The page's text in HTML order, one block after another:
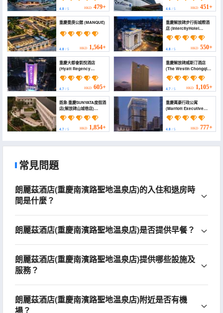
4.8 / 5 HKD 479+ 4.6/ 5 HKD 451+
重慶曼庚公館 (MANQUE)
4.8 / 5 HKD 1,564+
重慶解放碑步行街城際酒
店 (IntercityHotel
Chongqing Jiefangbei
Pedestrian Street)
4.8/ 5 HKD 550+
重慶大都會凱悅酒店
(Hyatt Regency
Metropolitan
Chongqing)
4.7 / 5 HKD 605+
重慶解放碑威斯汀酒店
(The Westin Chongqing
Liberation Square)
4.7/ 5 HKD 1,105+
既象·重慶SUNYATA度假酒
店(解放碑山城巷店)
(Sunyata Mountain
Alley Chongqing
4.7 / 5 HKD 1,854+
重慶萬豪行政公寓
(Marriott Executive
Apartments
Chongqing)
4.8/ 5 HKD 777+
常見問題
朗麗茲酒店(重慶南濱路聖地温泉店)的入住和退房時
間是什麼？
朗麗茲酒店(重慶南濱路聖地温泉店)是否提供早餐？
朗麗茲酒店(重慶南濱路聖地温泉店)提供哪些設施及
服務？
朗麗茲酒店(重慶南濱路聖地温泉店)附近是否有機
場？